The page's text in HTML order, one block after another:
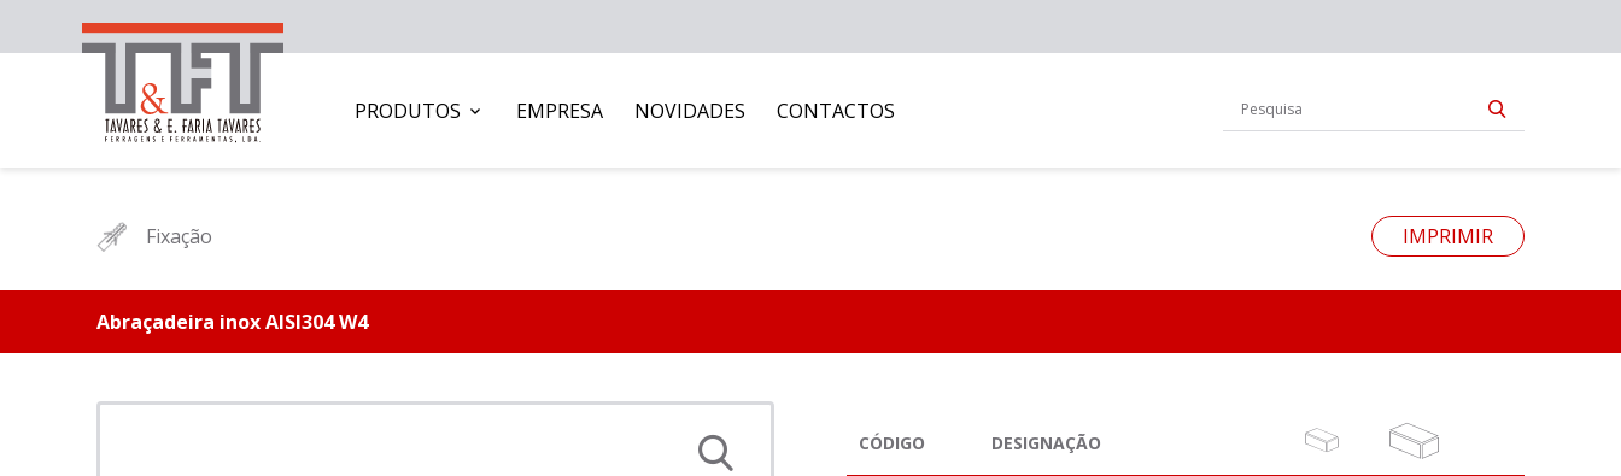
PRODUTOS EMPRESA NOVIDADES CONTACTOS
Fixação IMPRIMIR
Abraçadeira inox AISI304 W4
CÓDIGO DESIGNAÇÃO